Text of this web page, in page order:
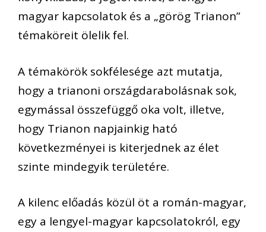
magyar kapcsolatok és a „görög Trianon”
témaköreit ölelik fel.
A témakörök sokfélesége azt mutatja,
hogy a trianoni országdarabolásnak sok,
egymással összefüggő oka volt, illetve,
hogy Trianon napjainkig ható
következményei is kiterjednek az élet
szinte mindegyik területére.
A kilenc előadás közül öt a román-magyar,
egy a lengyel-magyar kapcsolatokról, egy